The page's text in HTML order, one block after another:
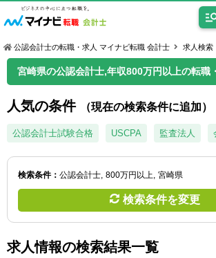
公認会計士の求人
監査法人の求人
USCPA（米国公認
公認会計士の転職・求人 マイナビ転職 会計士 求人検索
宮崎県の公認会計士,年収800万円以上の転職
人気の条件 （現在の検索条件に追加）
公認会計士試験合格 USCPA 監査法人
検索条件： 公認会計士 800万円以上 宮崎県
検索条件を変更
求人情報の検索結果一覧